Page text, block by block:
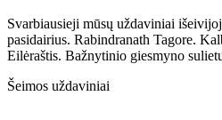
Svarbiausieji mūsų uždaviniai
pasidairius. Rabindranath Tagore.
Eilėraštis. Bažnytinio giesmyno
Šeimos uždaviniai